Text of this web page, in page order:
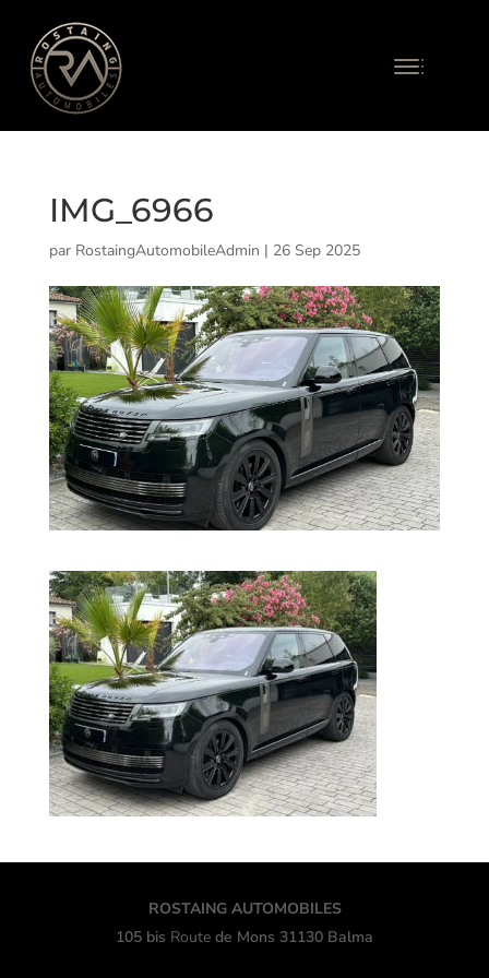
IMG_6966
par RostaingAutomobileAdmin | 26 Sep 2025
ROSTAING AUTOMOBILES
105 bis Route de Mons 31130 Balma